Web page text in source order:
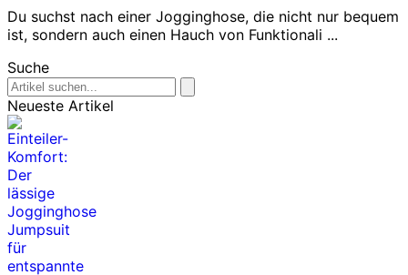
Du suchst nach einer Jogginghose, die nicht nur bequem
ist, sondern auch einen Hauch von Funktionali ...
Suche
Neueste Artikel